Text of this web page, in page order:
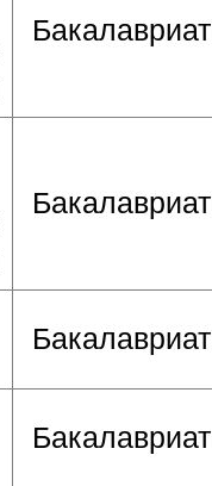
Бакалавриат
Бакалавриат
Бакалавриат
Бакалавриат